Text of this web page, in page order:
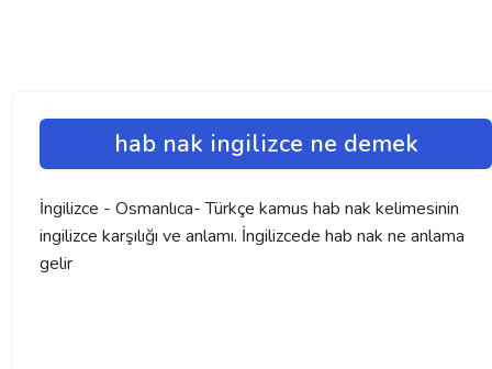
hab nak ingilizce ne demek
İngilizce - Osmanlıca- Türkçe kamus hab nak kelimesinin
ingilizce karşılığı ve anlamı. İngilizcede hab nak ne anlama
gelir